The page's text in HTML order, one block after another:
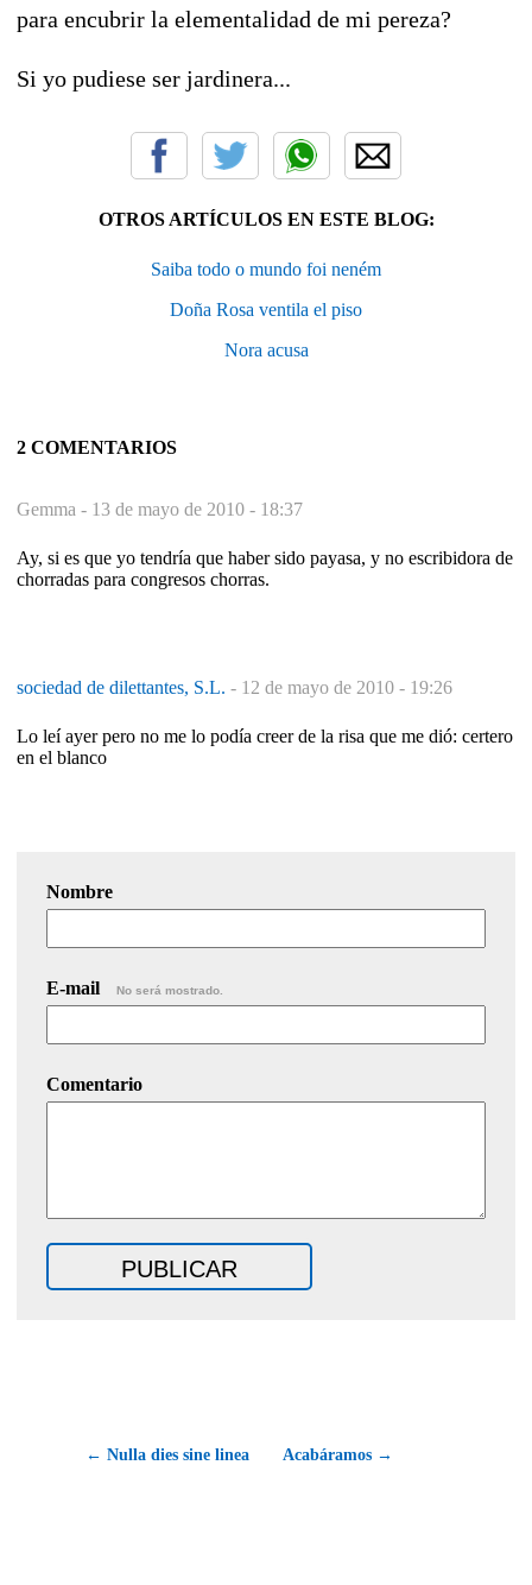
para encubrir la elementalidad de mi pereza?
Si yo pudiese ser jardinera...
OTROS ARTÍCULOS EN ESTE BLOG:
Saiba todo o mundo foi neném
Doña Rosa ventila el piso
Nora acusa
2 COMENTARIOS
Gemma - 13 de mayo de 2010 - 18:37
Ay, si es que yo tendría que haber sido payasa, y no escribidora de
chorradas para congresos chorras.
sociedad de dilettantes, S.L. - 12 de mayo de 2010 - 19:26
Lo leí ayer pero no me lo podía creer de la risa que me dió: certero
en el blanco
Nombre
E-mail No será mostrado.
Comentario
← Nulla dies sine linea Acabáramos →